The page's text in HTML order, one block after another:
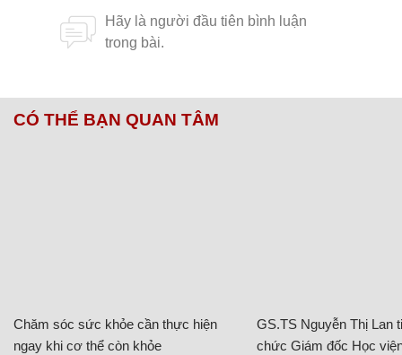
CÓ THỂ BẠN QUAN TÂM
Chăm sóc sức khỏe cần thực hiện
ngay khi cơ thể còn khỏe
GS.TS Nguyễn Thị Lan
chức Giám đốc Học